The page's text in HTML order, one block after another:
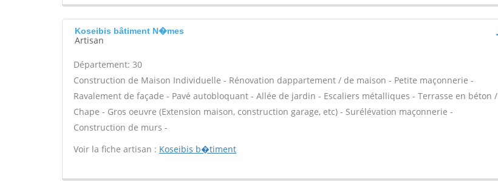
Koseibis bâtiment N�mes
Artisan
Département: 30
Construction de Maison Individuelle - Rénovation dappartement / de maison - Petite maçonnerie -
Ravalement de façade - Pavé autobloquant - Allée de jardin - Escaliers métalliques - Terrasse en béton /
Chape - Gros oeuvre (Extension maison, construction garage, etc) - Surélévation maçonnerie -
Construction de murs -
Voir la fiche artisan : Koseibis b�timent